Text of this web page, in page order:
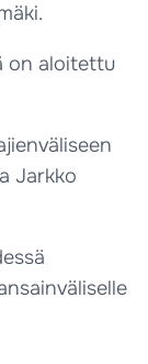
on aloitettu
Jarkko